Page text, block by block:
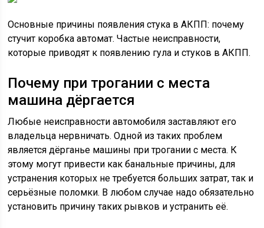
Основные причины появления стука в АКПП: почему
стучит коробка автомат. Частые неисправности,
которые приводят к появлению гула и стуков в АКПП.
Почему при трогании с места
машина дёргается
Любые неисправности автомобиля заставляют его
владельца нервничать. Одной из таких проблем
является дёрганье машины при трогании с места. К
этому могут привести как банальные причины, для
устранения которых не требуется больших затрат, так и
серьёзные поломки. В любом случае надо обязательно
установить причину таких рывков и устранить её.